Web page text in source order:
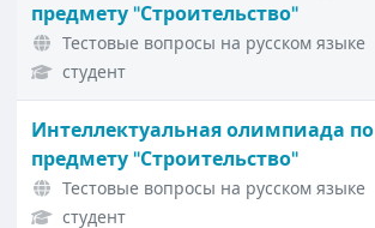
предмету "Строительство"
Тестовые вопросы на русском языке
студент
Интеллектуальная олимпиада по
предмету "Строительство"
Тестовые вопросы на русском языке
студент